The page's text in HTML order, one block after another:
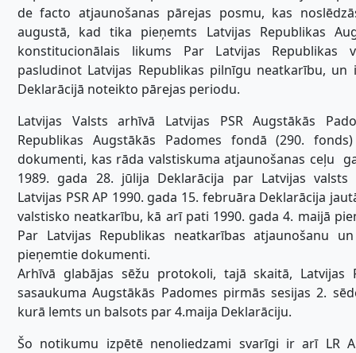
de facto atjaunošanas pārejas posmu, kas
augustā, kad tika pieņemts Latvijas Republikas
konstitucionālais likums Par Latvijas Republikas
pasludinot Latvijas Republikas pilnīgu neatkarību, un
Deklarācijā noteikto pārejas periodu.
Latvijas Valsts arhīvā Latvijas PSR Augstākās
Republikas Augstākās Padomes fondā (290.
dokumenti, kas rāda valstiskuma atjaunošanas ceļu 
1989. gada 28. jūlija Deklarācija par Latvijas valsts
Latvijas PSR AP 1990. gada 15. februāra Deklarācija
valstisko neatkarību, kā arī pati 1990. gada 4. maijā
Par Latvijas Republikas neatkarības atjaunošanu
pieņemtie dokumenti.
Arhīvā glabājas sēžu protokoli, tajā skaitā, Latvijas
sasaukuma Augstākās Padomes pirmās sesijas 2.
kurā lemts un balsots par 4.maija Deklarāciju.
Šo notikumu izpētē nenoliedzami svarīgi ir arī LR